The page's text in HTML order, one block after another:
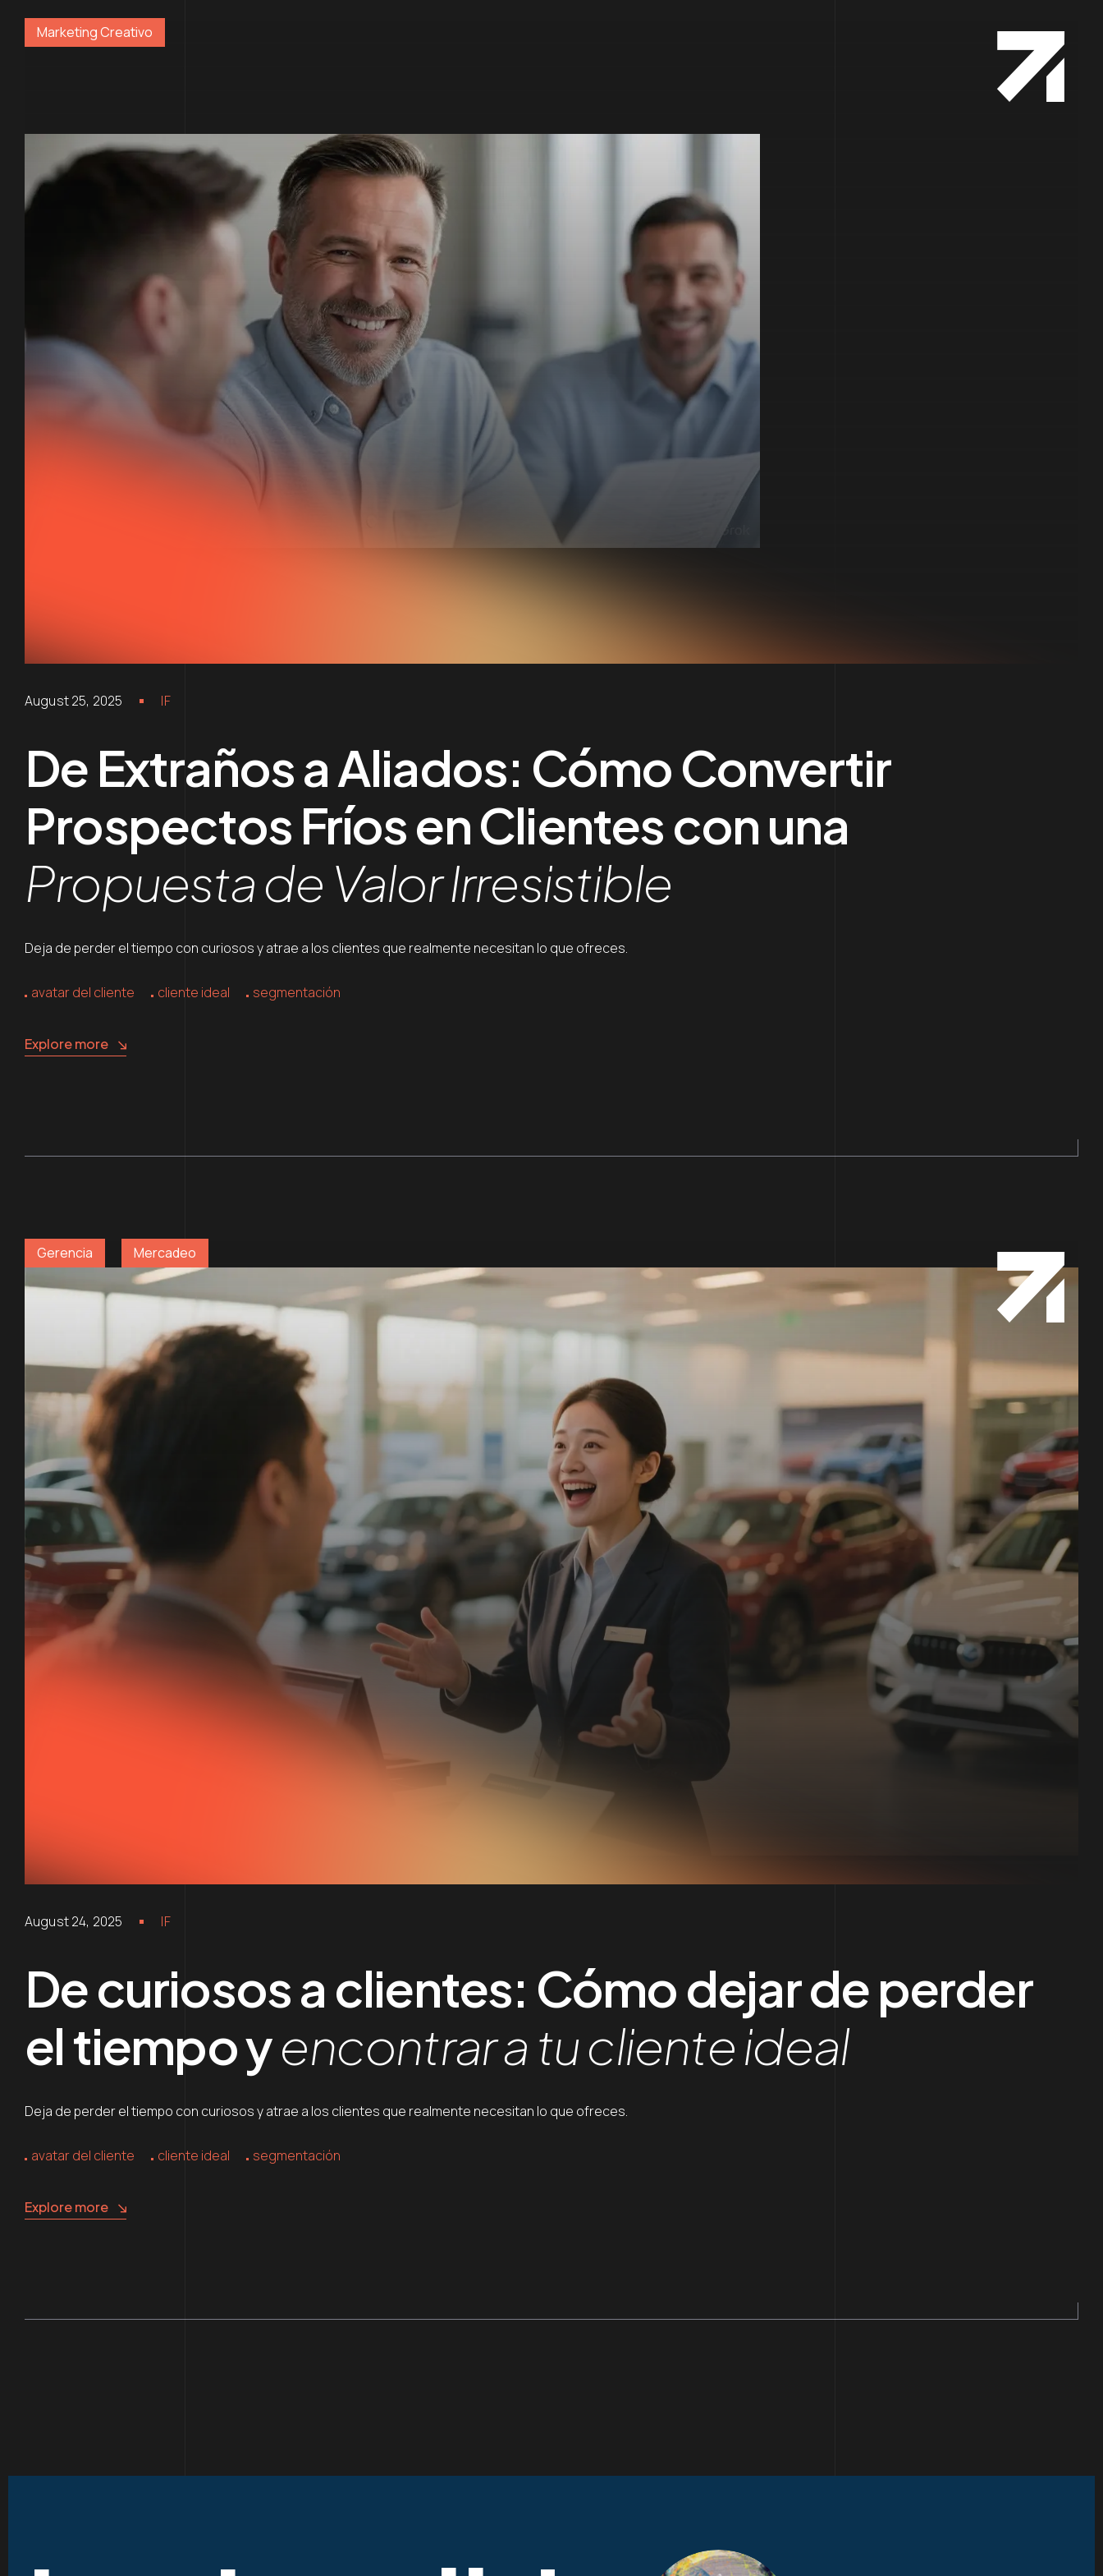
Marketing Creativo
August 25, 2025 IF
De Extraños a Aliados: Cómo Convertir
Prospectos Fríos en Clientes con una
Propuesta de Valor Irresistible
Deja de perder el tiempo con curiosos y atrae a los clientes que realmente necesitan lo que ofreces.
avatar del cliente cliente ideal segmentación
Explore more
Gerencia Mercadeo
August 24, 2025 IF
De curiosos a clientes: Cómo dejar de perder
el tiempo yencontrar a tu cliente ideal
Deja de perder el tiempo con curiosos y atrae a los clientes que realmente necesitan lo que ofreces.
avatar del cliente cliente ideal segmentación
Explore more